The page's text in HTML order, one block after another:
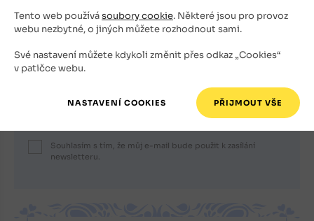
Tento web používásoubory cookie. Některé jsou pro provoz
webu nezbytné, o jiných můžete rozhodnout sami.
Své nastavení můžete kdykoli změnit přes odkaz „Cookies“
v patičce webu.
Registrace newsletteru
Nechte se informovat o novinkách i výhodných akcích.
Souhlasím s tím, že můj e-mail bude použit k zasílání
newsletteru.